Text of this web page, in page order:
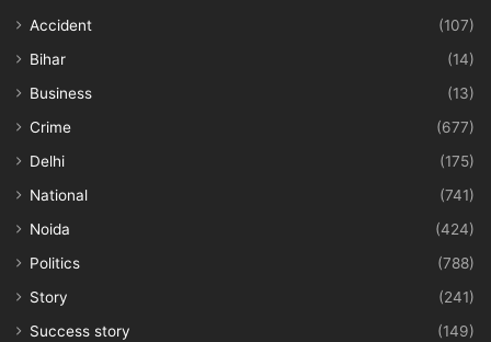
Accident
(107)
Bihar
(14)
Business
(13)
Crime
(677)
Delhi
(175)
National
(741)
Noida
(424)
Politics
(788)
Story
(241)
Success story
(149)